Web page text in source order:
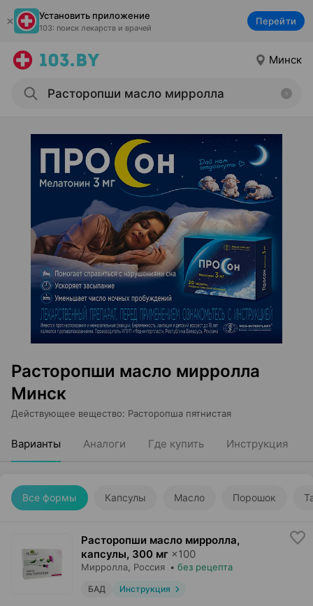
Установить приложение
103: поиск лекарств и врачей
Перейти
Минск
Расторопши масло мирролла
Минск
Действующее вещество: Расторопша пятнистая
Варианты Аналоги Где купить Инструкция
Все формы Капсулы Масло Порошок
Расторопши масло мирролла,
капсулы, 300 мг ×100
Мирролла , Россия • без рецепта
БАД Инструкция